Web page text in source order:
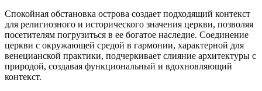
Спокойная обстановка острова создает подходящий контекст
для религиозного и исторического значения церкви, позволяя
посетителям погрузиться в ее богатое наследие. Соединение
церкви с окружающей средой в гармонии, характерной для
венецианской практики, подчеркивает слияние архитектуры с
природой, создавая функциональный и вдохновляющий
контекст.